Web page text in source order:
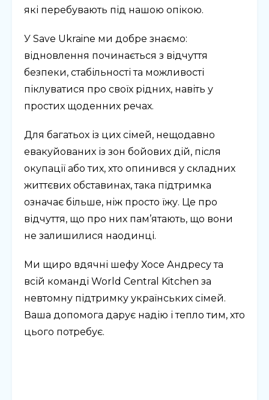
які перебувають під нашою опікою.
У Save Ukraine ми добре знаємо:
відновлення починається з відчуття
безпеки, стабільності та можливості
піклуватися про своїх рідних, навіть у
простих щоденних речах.
Для багатьох із цих сімей, нещодавно
евакуйованих із зон бойових дій, після
окупації або тих, хто опинився у складних
життєвих обставинах, така підтримка
означає більше, ніж просто їжу. Це про
відчуття, що про них пам’ятають, що вони
не залишилися наодинці.
Ми щиро вдячні шефу Хосе Андресу та
всій команді World Central Kitchen за
невтомну підтримку українських сімей.
Ваша допомога дарує надію і тепло тим, хто
цього потребує.